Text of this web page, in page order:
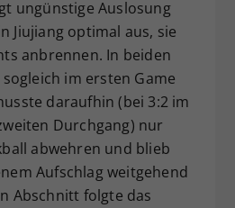
ungünstige Auslosung
Jiujiang optimal aus, sie
anbrennen. In beiden
im ersten Game
daraufhin (bei 3:2 im
Durchgang) nur
abwehren und blieb
Aufschlag weitgehend
Abschnitt folgte das